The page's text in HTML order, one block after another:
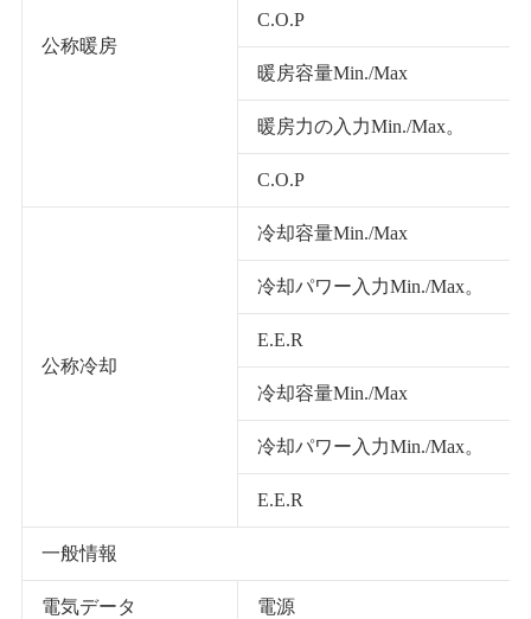
公称暖房
C.O.P
暖房容量Min./Max
暖房力の入力Min./Max。
C.O.P
公称冷却
冷却容量Min./Max
冷却パワー入力Min./Max。
E.E.R
冷却容量Min./Max
冷却パワー入力Min./Max。
E.E.R
一般情報
電気データ 電源